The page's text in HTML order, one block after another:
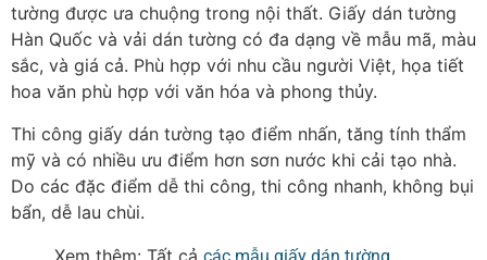
tường được ưa chuộng trong nội thất. Giấy dán tường
Hàn Quốc và vải dán tường có đa dạng về mẫu mã, màu
sắc, và giá cả. Phù hợp với nhu cầu người Việt, họa tiết
hoa văn phù hợp với văn hóa và phong thủy.
Thi công giấy dán tường tạo điểm nhấn, tăng tính thẩm
mỹ và có nhiều ưu điểm hơn sơn nước khi cải tạo nhà.
Do các đặc điểm dễ thi công, thi công nhanh, không bụi
bẩn, dễ lau chùi.
Xem thêm: Tất cả các mẫu giấy dán tường